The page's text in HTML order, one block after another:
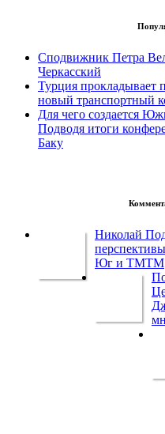
Сподвижник Петра
Черкасский
Турция прокладывает
новый транспортный
Для чего создается
Подводя итоги
Баку
Николай
Юг и ТМТМ